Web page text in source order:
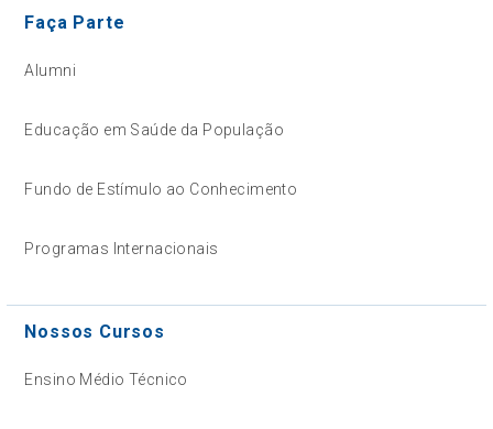
Faça Parte
Alumni
Educação em Saúde da População
Fundo de Estímulo ao Conhecimento
Programas Internacionais
Nossos Cursos
Ensino Médio Técnico